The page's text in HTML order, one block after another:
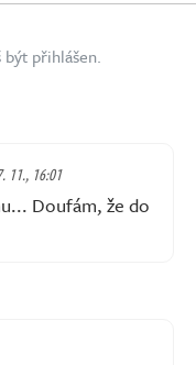
být přihlášen.
11., 16:01
Doufám, že do